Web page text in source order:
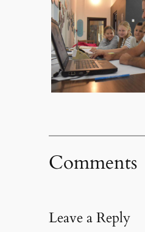
Comments
Leave a Reply